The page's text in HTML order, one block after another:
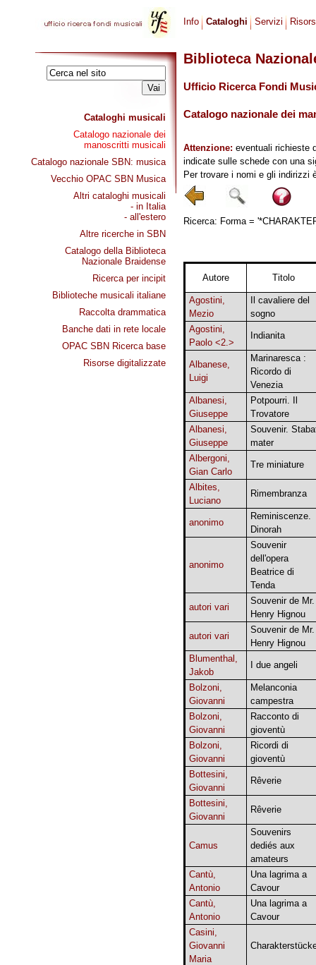
Cataloghi musicali
Catalogo nazionale dei
manoscritti musicali
Catalogo nazionale SBN: musica
Vecchio OPAC SBN Musica
Altri cataloghi musicali
- in Italia
- all'estero
Altre ricerche in SBN
Catalogo della Biblioteca
Nazionale Braidense
Ricerca per incipit
Biblioteche musicali italiane
Raccolta drammatica
Banche dati in rete locale
OPAC SBN Ricerca base
Risorse digitalizzate
Info Cataloghi Servizi
Biblioteca
Ufficio Ricerca Fondi
Catalogo nazionale dei
Attenzione: eventuali richieste
indicate sulle schede con una
Per trovare i nomi e gli indirizzi
Ricerca: Forma =
Autore Titolo
Agostini,
Mezio
Il cavaliere del
sogno
Agostini,
Paolo <2.>
Indianita
Albanese,
Luigi
Marinaresca :
Ricordo di
Venezia
Albanesi,
Giuseppe
Potpourri. Il
Trovatore
Albanesi,
Giuseppe
Souvenir.
mater
Albergoni,
Gian Carlo
Tre miniature
Albites,
Luciano
Rimembranza
anonimo
Reminiscenze.
Dinorah
anonimo
Souvenir
dell'opera
Beatrice di
Tenda
autori vari
Souvenir de Mr.
Henry Hignou
autori vari
Souvenir de Mr.
Henry Hignou
Blumenthal,
Jakob
I due angeli
Bolzoni,
Giovanni
Melanconia
campestra
Bolzoni,
Giovanni
Racconto di
gioventù
Bolzoni,
Giovanni
Ricordi di
gioventù
Bottesini,
Giovanni
Rêverie
Bottesini,
Giovanni
Rêverie
Camus
Souvenirs
dediés aux
amateurs
Cantù,
Antonio
Una lagrima a
Cavour
Cantù,
Antonio
Una lagrima a
Cavour
Casini,
Giovanni
Maria